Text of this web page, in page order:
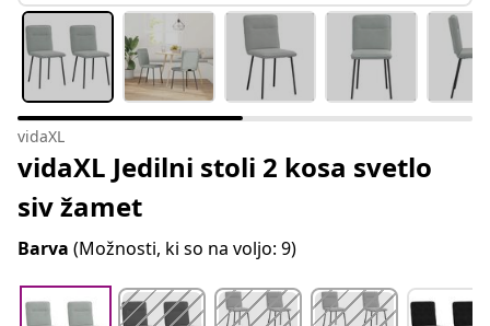
vidaXL
vidaXL Jedilni stoli 2 kosa svetlo
siv žamet
Barva (Možnosti, ki so na voljo: 9)